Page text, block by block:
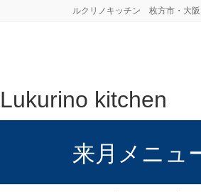
ルクリノキッチン 枚方市・大
Lukurino kitchen
来月メニュ